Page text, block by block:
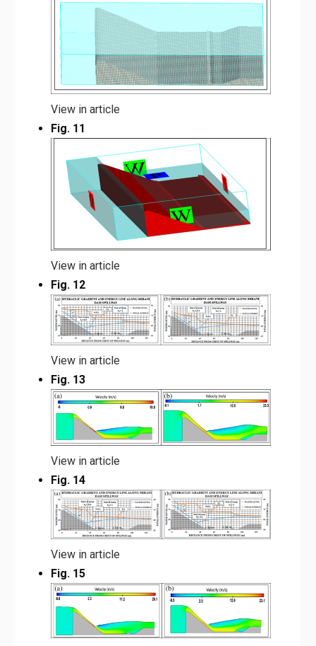
View in article
Fig. 11
View in article
Fig. 12
View in article
Fig. 13
View in article
Fig. 14
View in article
Fig. 15